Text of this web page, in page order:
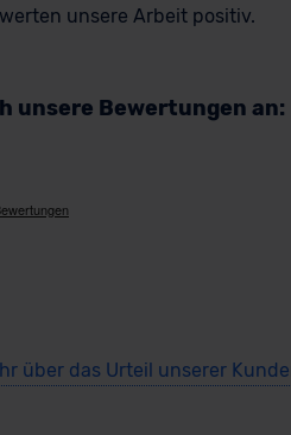
unsere Arbeit positiv.
unsere Bewertungen an:
über das Urteil unserer